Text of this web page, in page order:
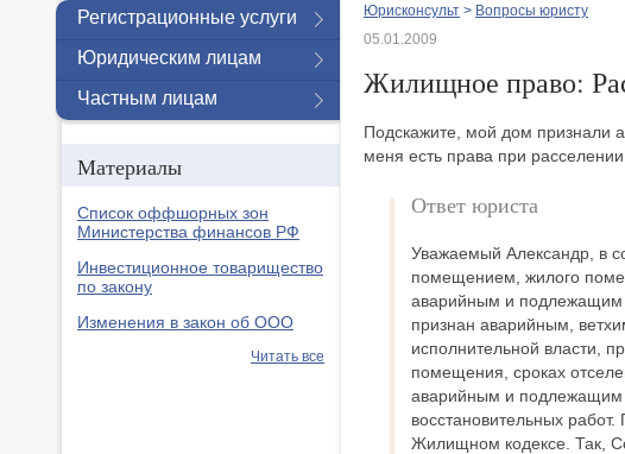
Юрисконсульт > Вопросы юристу
05.01.2009
Жилищное право:
Подскажите, мой дом признали
меня есть права при
Ответ юриста
Уважаемый Александр, в
помещением, жилого
аварийным и подлежащим
признан аварийным,
исполнительной власти,
помещения, сроках
аварийным и подлежащим
восстановительных
Жилищном кодексе. Так,
Регистрационные услуги
Юридическим лицам
Частным лицам
Материалы
Список оффшорных зон
Министерства финансов РФ
Инвестиционное товарищество
по закону
Изменения в закон об ООО
Читать все